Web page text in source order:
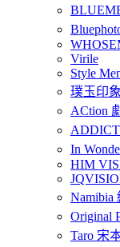
Virile
Style
璞玉印象
ACtion
In
HIM
Namibia
Original
Taro 宋